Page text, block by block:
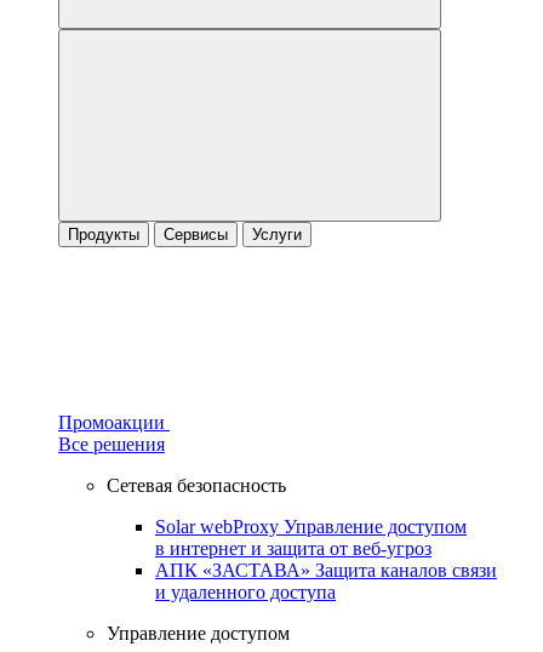
Продукты Сервисы Услуги
Промоакции
Все решения
Сетевая безопасность
Solar webProxy Управление доступом
в интернет и защита от веб-угроз
АПК «ЗАСТАВА» Защита каналов связи
и удаленного доступа
Управление доступом